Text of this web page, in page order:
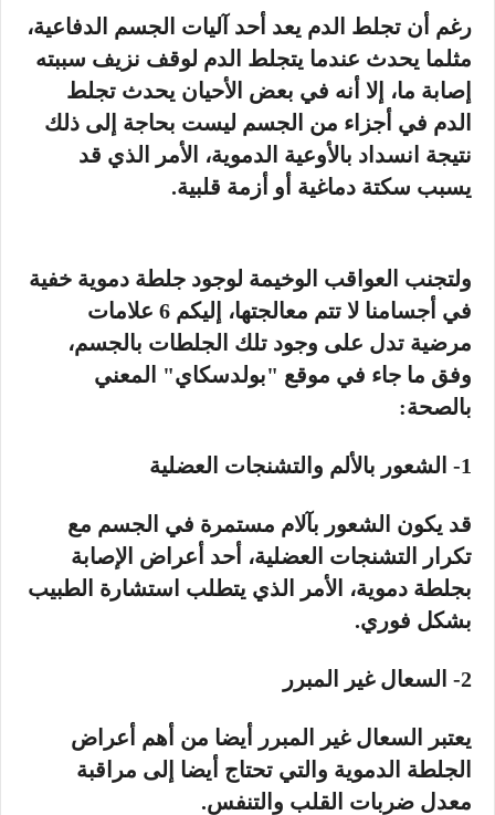
رغم أن تجلط الدم يعد أحد آليات الجسم الدفاعية،
مثلما يحدث عندما يتجلط الدم لوقف نزيف سببته
إصابة ما، إلا أنه في بعض الأحيان يحدث تجلط
الدم في أجزاء من الجسم ليست بحاجة إلى ذلك
نتيجة انسداد بالأوعية الدموية، الأمر الذي قد
يسبب سكتة دماغية أو أزمة قلبية.
ولتجنب العواقب الوخيمة لوجود جلطة دموية خفية
في أجسامنا لا تتم معالجتها، إليكم 6 علامات
مرضية تدل على وجود تلك الجلطات بالجسم،
وفق ما جاء في موقع "بولدسكاي" المعني
بالصحة:
1- الشعور بالألم والتشنجات العضلية
قد يكون الشعور بآلام مستمرة في الجسم مع
تكرار التشنجات العضلية، أحد أعراض الإصابة
بجلطة دموية، الأمر الذي يتطلب استشارة الطبيب
بشكل فوري.
2- السعال غير المبرر
يعتبر السعال غير المبرر أيضا من أهم أعراض
الجلطة الدموية والتي تحتاج أيضا إلى مراقبة
معدل ضربات القلب والتنفس.